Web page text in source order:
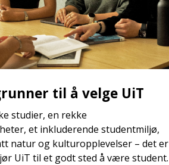
til å velge UiT
studier, en rekke
et inkluderende studentmiljø,
natur og kulturopplevelser – det er
UiT til et godt sted å være student.